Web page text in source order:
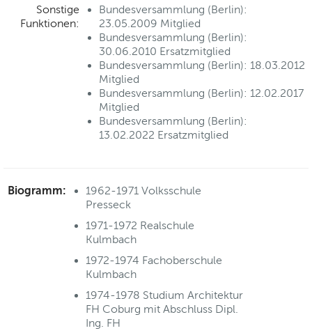
Sonstige
Funktionen:
Bundesversammlung (Berlin):
23.05.2009 Mitglied
Bundesversammlung (Berlin):
30.06.2010 Ersatzmitglied
Bundesversammlung (Berlin): 18.03.2012
Mitglied
Bundesversammlung (Berlin): 12.02.2017
Mitglied
Bundesversammlung (Berlin):
13.02.2022 Ersatzmitglied
Biogramm:
1962-1971 Volksschule
Presseck
1971-1972 Realschule
Kulmbach
1972-1974 Fachoberschule
Kulmbach
1974-1978 Studium Architektur
FH Coburg mit Abschluss Dipl.
Ing. FH